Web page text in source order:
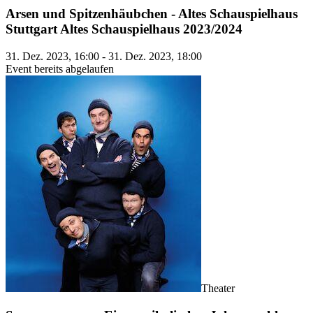
Arsen und Spitzenhäubchen - Altes Schauspielhaus
Stuttgart Altes Schauspielhaus 2023/2024
31. Dez. 2023, 16:00 - 31. Dez. 2023, 18:00
Event bereits abgelaufen
Theater